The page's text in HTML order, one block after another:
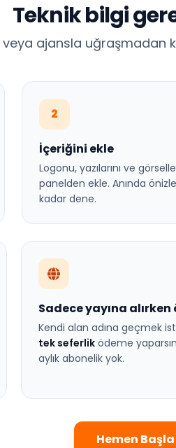
Teknik bilgi
veya ajansla uğraşmadan
2
İçeriğini ekle
Logonu, yazılarını ve
panelden ekle. Anında
kadar dene.
Sadece yayına alırken
Kendi alan adına geçmek
tek seferlik ödeme
aylık abonelik yok.
Hemen Başla